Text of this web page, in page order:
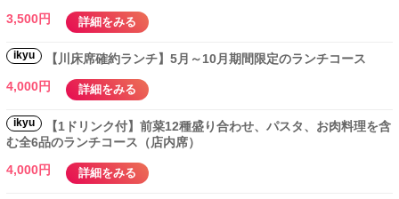
3,500円
詳細をみる
ikyu
【川床席確約ランチ】5月～10月期間限定のランチコース
4,000円
詳細をみる
ikyu
【1ドリンク付】前菜12種盛り合わせ、パスタ、お肉料理を含
む全6品のランチコース（店内席）
4,000円
詳細をみる